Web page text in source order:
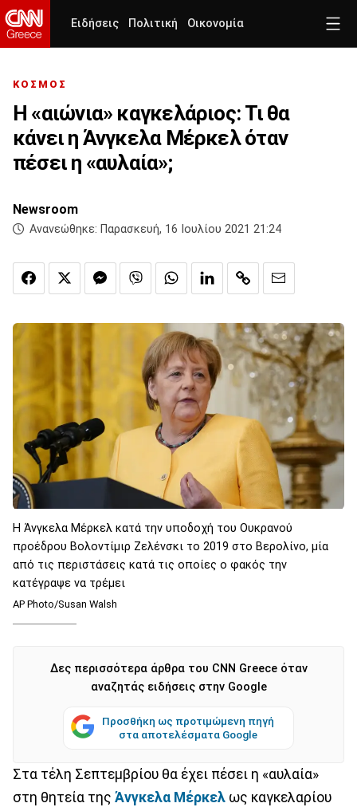
Ειδήσεις Πολιτική Οικονομία
ΚΟΣΜΟΣ
Η «αιώνια» καγκελάριος: Τι θα
κάνει η Άνγκελα Μέρκελ όταν
πέσει η «αυλαία»;
Newsroom
Ανανεώθηκε: Παρασκευή, 16 Ιουλίου 2021 21:24
Η Άνγκελα Μέρκελ κατά την υποδοχή του Ουκρανού
προέδρου Βολοντίμιρ Ζελένσκι το 2019 στο Βερολίνο, μία
από τις περιστάσεις κατά τις οποίες ο φακός την
κατέγραψε να τρέμει
AP Photo/Susan Walsh
Δες περισσότερα άρθρα του CNN Greece όταν
αναζητάς ειδήσεις στην Google
Προσθήκη ως προτιμώμενη πηγή
στα αποτελέσματα Google
Στα τέλη Σεπτεμβρίου θα έχει πέσει η «αυλαία»
στη θητεία της Άνγκελα Μέρκελ ως καγκελαρίου